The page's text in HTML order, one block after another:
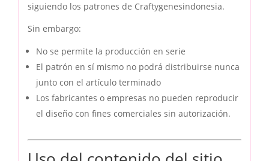
siguiendo los patrones de Craftygenesindonesia.
Sin embargo:
No se permite la producción en serie
El patrón en sí mismo no podrá distribuirse nunca
junto con el artículo terminado
Los fabricantes o empresas no pueden reproducir
el diseño con fines comerciales sin autorización.